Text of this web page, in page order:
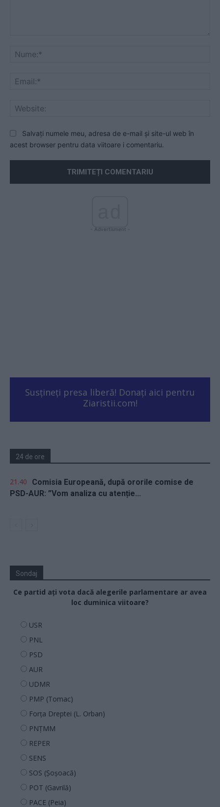
Salvați numele meu, adresa de e-mail și site-ul web în
acest browser pentru data viitoare i comentariu.
- Advertisment -
Susțineți presa liberă! Donați aici pentru
Ziaristii.com!
24 de ore
21.40
Comisia Europeană, după ororile comise de
PSD-AUR: ”Vom analiza cu atenție...
Sondaj
Ce partid ați vota dacă alegerile parlamentare ar avea
loc duminica viitoare?
USR
PNL
PSD
AUR
UDMR
PMP (Tomac)
Forța Dreptei (L. Orban)
PNȚMM
REPER
SENS
SOS (Șoșoacă)
POT (Gavrilă)
PACE (Peia)